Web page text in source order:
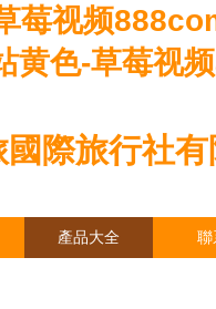
莓视频
黄色-草莓视
際旅行社有
產品大全 聯